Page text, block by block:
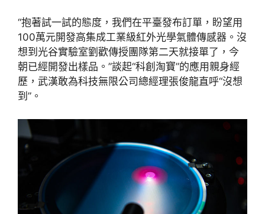
“抱著試一試的態度，我們在平臺發布訂單，盼望用
100萬元開發高集成工業級紅外光學氣體傳感器。沒
想到光谷實驗室劉歡傳授團隊第二天就接單了，今
朝已經開發出樣品。”談起“科創淘寶”的應用親身經
歷，武漢敢為科技無限公司總經理張俊龍直呼“沒想
到”。